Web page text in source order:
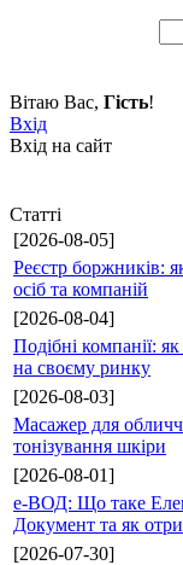
Вітаю Вас, Гість!
Вхід
Вхід на сайт
Статті
[2026-08-05]
Реєстр боржників:
осіб та компаній
[2026-08-04]
Подібні компанії:
на своєму ринку
[2026-08-03]
Масажер для
тонізування шкіри
[2026-08-01]
е-ВОД: Що таке
Документ та як
[2026-07-30]